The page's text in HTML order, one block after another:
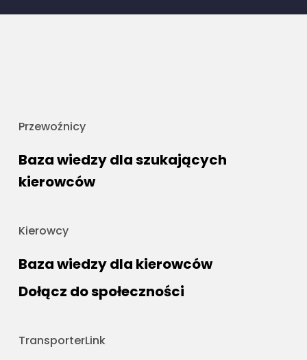
Przewoźnicy
Baza wiedzy dla szukających
kierowców
Kierowcy
Baza wiedzy dla kierowców
Dołącz do społeczności
TransporterLink